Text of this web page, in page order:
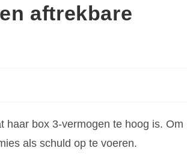
aftrekbare
haar box 3-vermogen te hoog is. Om
als schuld op te voeren.